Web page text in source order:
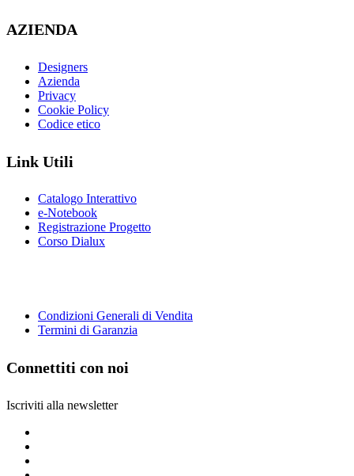
AZIENDA
Designers
Azienda
Privacy
Cookie Policy
Codice etico
Link Utili
Catalogo Interattivo
e-Notebook
Registrazione Progetto
Corso Dialux
Condizioni Generali di Vendita
Termini di Garanzia
Connettiti con noi
Iscriviti alla newsletter